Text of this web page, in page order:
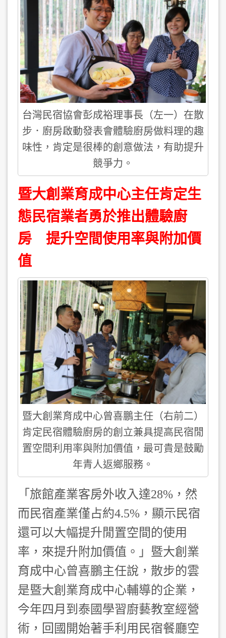
台灣民宿協會彭成裕理事長（左一）在散
步．廚房啟動發表會體驗廚房做料理的趣
味性，肯定是很棒的創意做法，有助提升
競爭力。
暨大創業育成中心主任肯定生
態民宿業者勇於推出體驗廚
房 提升空間使用率與附加價
值
暨大創業育成中心曾喜鵬主任（右前二）
肯定民宿體驗廚房的創立兼具提高民宿閒
置空間利用率與附加價值，最可貴是鼓勵
年青人返鄉服務。
「旅館產業客房外收入達28%，然
而民宿產業僅占約4.5%，顯示民宿
還可以大幅提升閒置空間的使用
率，來提升附加價值。」暨大創業
育成中心曾喜鵬主任說，散步的雲
是暨大創業育成中心輔導的企業，
今年四月到泰國學習廚藝教室經營
術，回國開始著手利用民宿餐廳空